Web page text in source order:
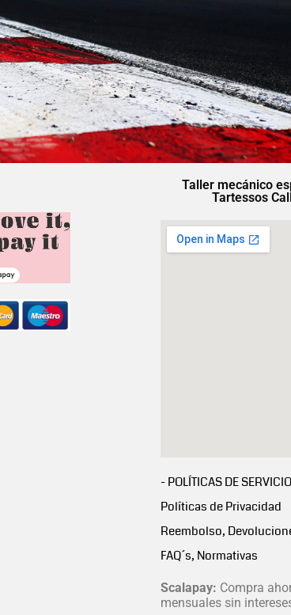
Taller mecánico
Tartessos
- POLÍTICAS DE
Políticas de Privacidad
Reembolso,
FAQ´s, Normativas
Scalapay: Compra
mensuales sin